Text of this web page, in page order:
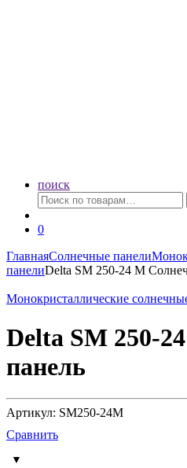
поиск
Искать:
0
ГлавнаяСолнечные панели
панелиDelta SM 250-24 M
Монокристаллические
Delta SM 250-
панель
Артикул: SM250-24M
Сравнить